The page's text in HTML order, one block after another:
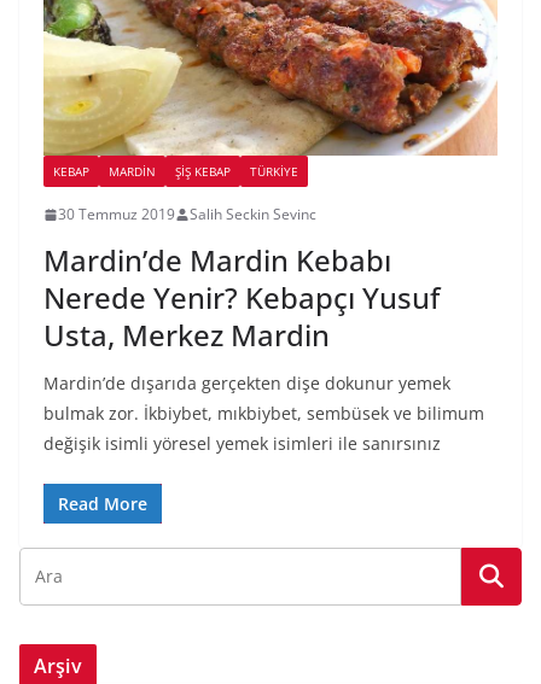
KEBAP MARDIN ŞIŞ KEBAP TÜRKIYE
30 Temmuz 2019 Salih Seckin Sevinc
Mardin’de Mardin Kebabı
Nerede Yenir? Kebapçı Yusuf
Usta, Merkez Mardin
Mardin’de dışarıda gerçekten dişe dokunur yemek
bulmak zor. İkbiybet, mıkbiybet, sembüsek ve bilimum
değişik isimli yöresel yemek isimleri ile sanırsınız
Read More
Arşiv